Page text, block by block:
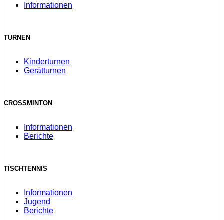
Informationen
TURNEN
Kinderturnen
Gerätturnen
CROSSMINTON
Informationen
Berichte
TISCHTENNIS
Informationen
Jugend
Berichte